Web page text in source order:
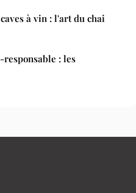
à vin : l'art du chai
responsable : les